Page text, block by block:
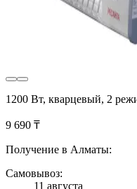
1200 Вт, кварцевый, 2
9 690 ₸
Получение в Алматы:
Самовывоз:
11 августа